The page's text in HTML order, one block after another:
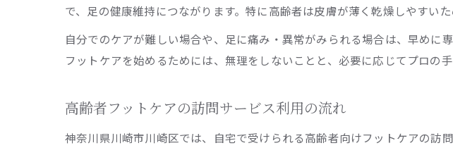
高齢者の足の爪切
高齢者フットケア
高齢者フットケア
地域密着！川崎区での
高齢者フットケア
で、足の健康維持につながります。特に高齢者は皮膚が薄く乾燥しやすい
自分でのケアが難しい場合や、足に痛み・異常がみられる場合は、早め
フットケアを始めるためには、無理をしないことと、必要に応じてプロの
高齢者フットケアの訪問サービス利用の流れ
神奈川県川崎市川崎区では、自宅で受けられる高齢者向けフットケアの訪